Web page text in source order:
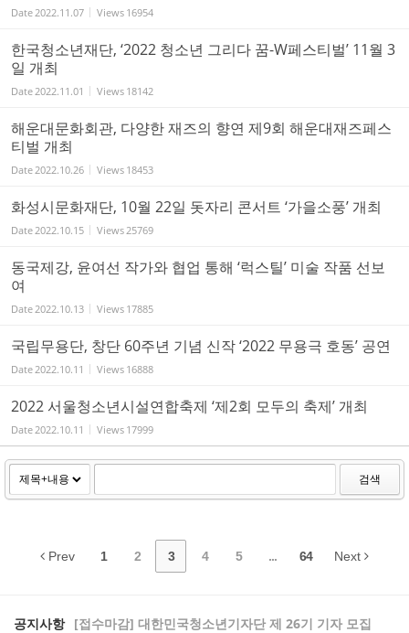
Date 2022.11.07 Views 16954
한국청소년재단, ‘2022 청소년 그리다 꿈-W페스티벌’ 11월 3
일 개최
Date 2022.11.01 Views 18142
해운대문화회관, 다양한 재즈의 향연 제9회 해운대재즈페스
티벌 개최
Date 2022.10.26 Views 18453
화성시문화재단, 10월 22일 돗자리 콘서트 ‘가을소풍’ 개최
Date 2022.10.15 Views 25769
동국제강, 윤여선 작가와 협업 통해 ‘럭스틸’ 미술 작품 선보
여
Date 2022.10.13 Views 17885
국립무용단, 창단 60주년 기념 신작 ‘2022 무용극 호동’ 공연
Date 2022.10.11 Views 16888
2022 서울청소년시설연합축제 ‘제2회 모두의 축제’ 개최
Date 2022.10.11 Views 17999
검색
Prev 1 2 3 4 5 ... 64 Next
공지사항 [접수마감] 대한민국청소년기자단 제 26기 기자 모집